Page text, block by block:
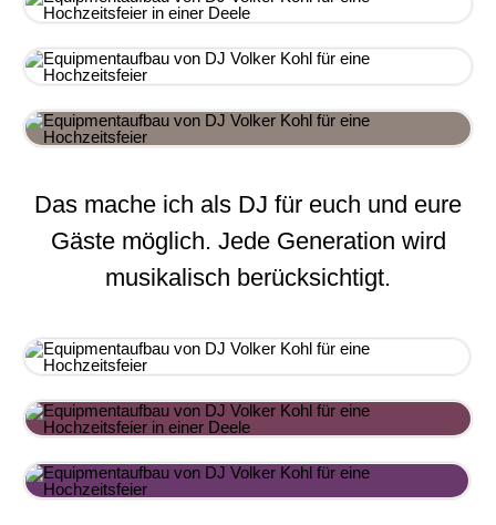
Das mache ich als DJ für euch und eure
Gäste möglich. Jede Generation wird
musikalisch berücksichtigt.